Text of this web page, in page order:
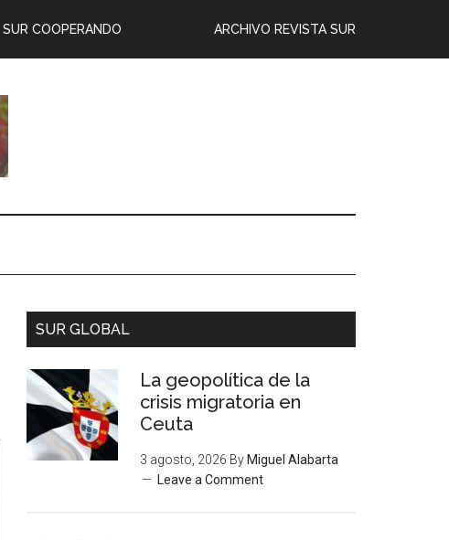
ARCHIVO REVISTA SUR
SUR COOPERANDO
SUR GLOBAL
La geopolítica de la
crisis migratoria en
Ceuta
3 agosto, 2026 By Miguel Alabarta
Leave a Comment